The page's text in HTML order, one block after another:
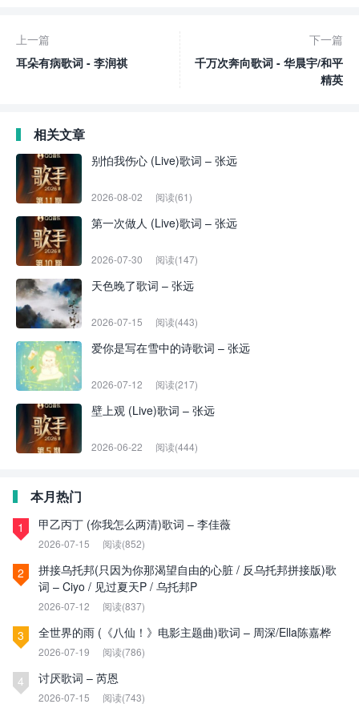
上一篇
耳朵有病歌词 - 李润祺
下一篇
千万次奔向歌词 - 华晨宇/和平
精英
相关文章
别怕我伤心 (Live)歌词 – 张远
2026-08-02 阅读(61)
第一次做人 (Live)歌词 – 张远
2026-07-30 阅读(147)
天色晚了歌词 – 张远
2026-07-15 阅读(443)
爱你是写在雪中的诗歌词 – 张远
2026-07-12 阅读(217)
壁上观 (Live)歌词 – 张远
2026-06-22 阅读(444)
本月热门
1 甲乙丙丁 (你我怎么两清)歌词 – 李佳薇
2026-07-15 阅读(852)
2
拼接乌托邦(只因为你那渴望自由的心脏 / 反乌托邦拼接版)歌
词 – Ciyo / 见过夏天P / 乌托邦P
2026-07-12 阅读(837)
3 全世界的雨 (《八仙！》电影主题曲)歌词 – 周深/Ella陈嘉桦
2026-07-19 阅读(786)
4 讨厌歌词 – 芮恩
2026-07-15 阅读(743)